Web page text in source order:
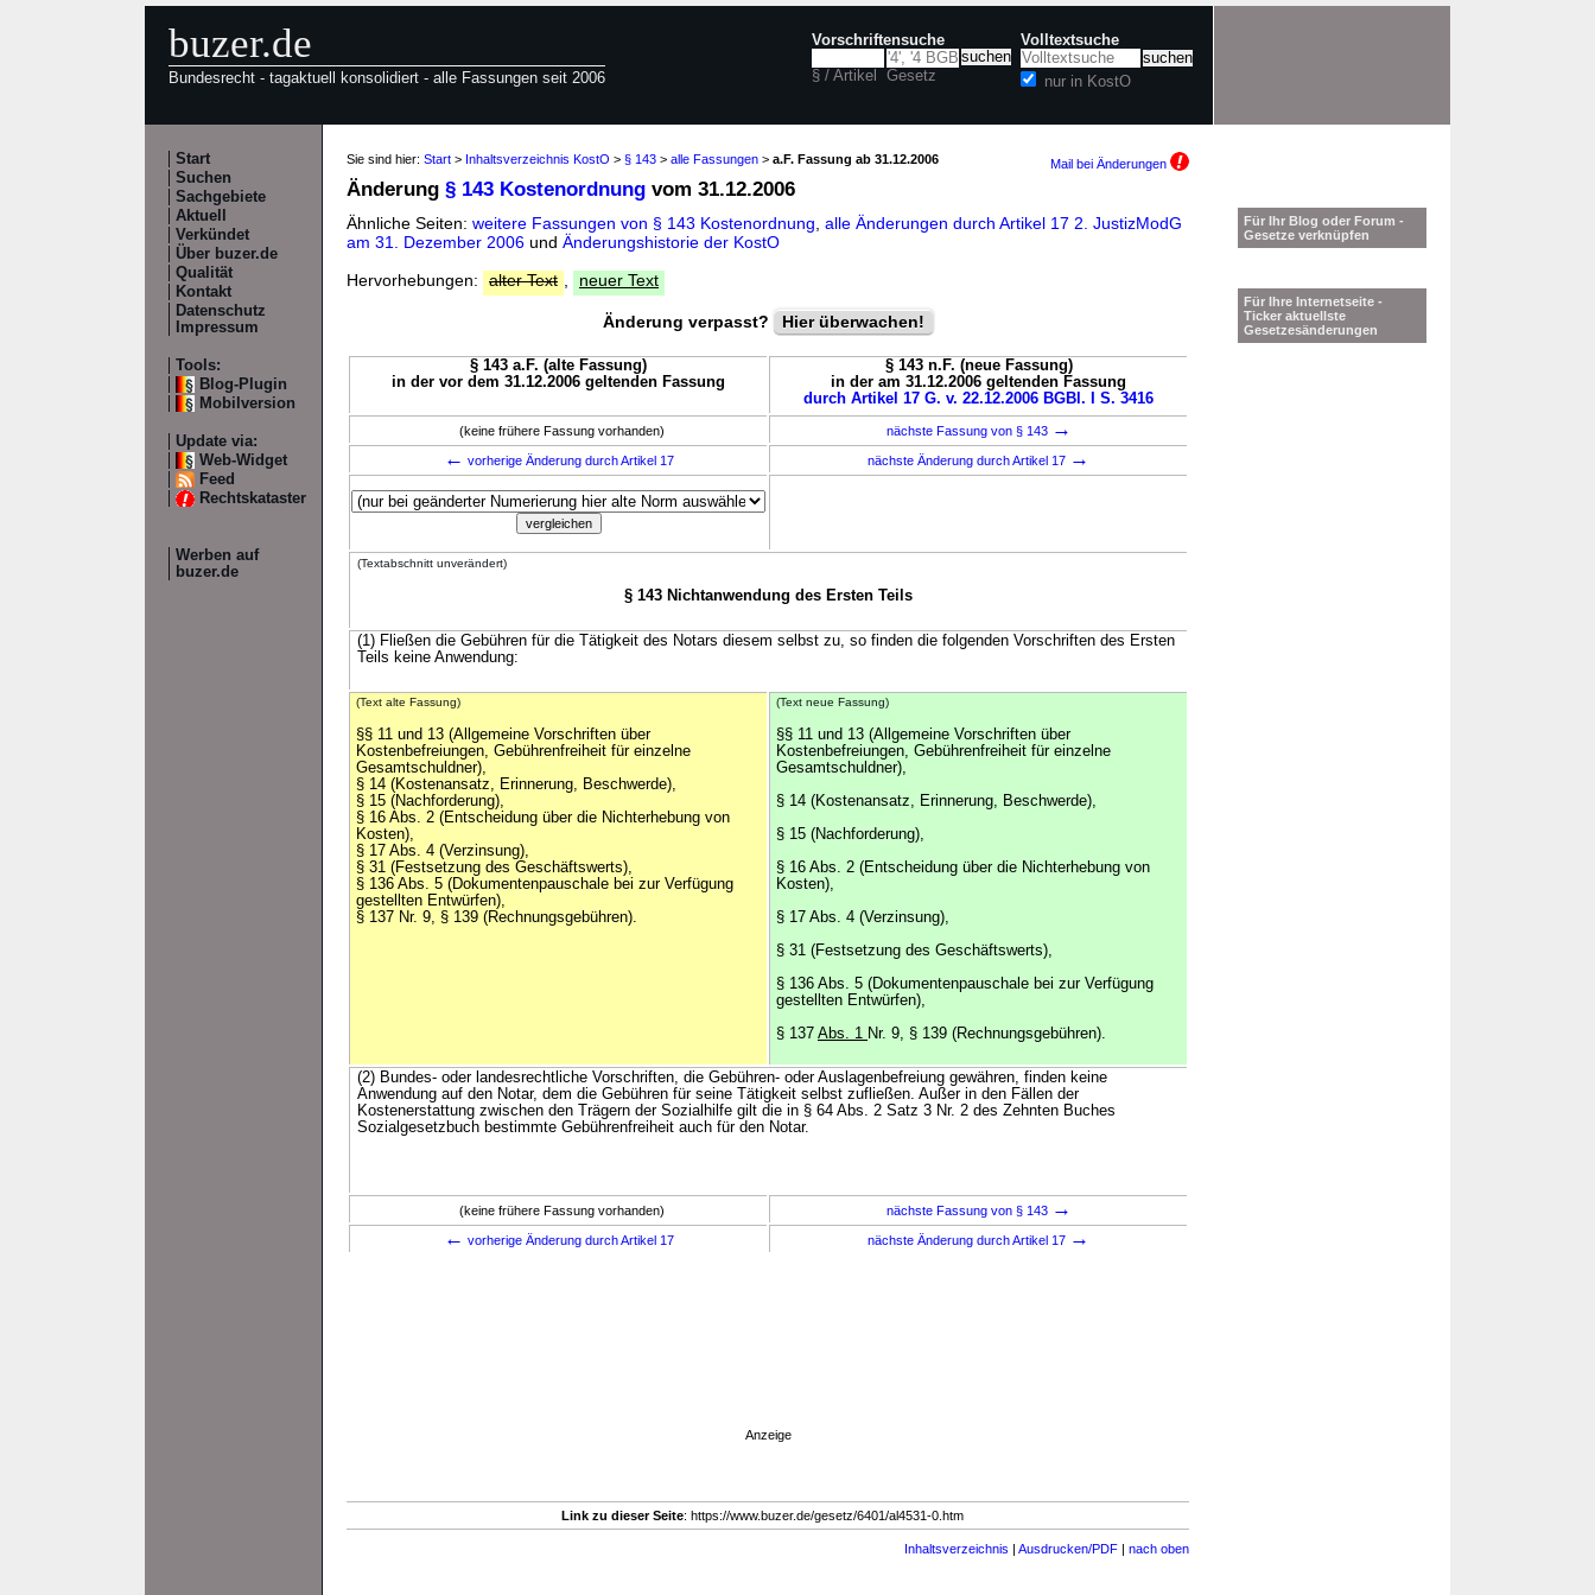
buzer.de
Bundesrecht - tagaktuell konsolidiert - alle Fassungen seit 2006
Vorschriftensuche
§ / Artikel Gesetz
Volltextsuche
nur in KostO
Start
Suchen
Sachgebiete
Aktuell
Verkündet
Über buzer.de
Qualität
Kontakt
Datenschutz
Impressum
Tools:
Blog-Plugin
Mobilversion
Update via:
Web-Widget
Feed
Rechtskataster
Werben auf
buzer.de
Sie sind hier: Start > Inhaltsverzeichnis KostO > § 143 > alle Fassungen > a.F. Fassung ab 31.12.2006 Mail bei Änderungen
Änderung § 143 Kostenordnung vom 31.12.2006
Ähnliche Seiten: weitere Fassungen von § 143 Kostenordnung alle Änderungen durch Artikel 17 2. JustizModG
am 31. Dezember 2006 und Änderungshistorie der KostO
Hervorhebungen:
alter Text neuer Text
Änderung verpasst? Hier überwachen!
§ 143 a.F. (alte Fassung)
in der vor dem 31.12.2006 geltenden Fassung
§ 143 n.F. (neue Fassung)
in der am 31.12.2006 geltenden Fassung
durch Artikel 17 G. v. 22.12.2006 BGBl. I S. 3416
(keine frühere Fassung vorhanden) nächste Fassung von § 143 →
← vorherige Änderung durch Artikel 17 nächste Änderung durch Artikel 17 →
(Textabschnitt unverändert)
§ 143 Nichtanwendung des Ersten Teils
(1) Fließen die Gebühren für die Tätigkeit des Notars diesem selbst zu, so finden die folgenden Vorschriften des Ersten
Teils keine Anwendung:
(Text alte Fassung)
§§ 11 und 13 (Allgemeine Vorschriften über
Kostenbefreiungen, Gebührenfreiheit für einzelne
Gesamtschuldner),
§ 14 (Kostenansatz, Erinnerung, Beschwerde),
§ 15 (Nachforderung),
§ 16 Abs. 2 (Entscheidung über die Nichterhebung von
Kosten),
§ 17 Abs. 4 (Verzinsung),
§ 31 (Festsetzung des Geschäftswerts),
§ 136 Abs. 5 (Dokumentenpauschale bei zur Verfügung
gestellten Entwürfen),
§ 137 Nr. 9, § 139 (Rechnungsgebühren).
(Text neue Fassung)
§§ 11 und 13 (Allgemeine Vorschriften über
Kostenbefreiungen, Gebührenfreiheit für einzelne
Gesamtschuldner),
§ 14 (Kostenansatz, Erinnerung, Beschwerde),
§ 15 (Nachforderung),
§ 16 Abs. 2 (Entscheidung über die Nichterhebung von
Kosten),
§ 17 Abs. 4 (Verzinsung),
§ 31 (Festsetzung des Geschäftswerts),
§ 136 Abs. 5 (Dokumentenpauschale bei zur Verfügung
gestellten Entwürfen),
§ 137 Abs. 1 Nr. 9, § 139 (Rechnungsgebühren).
(2) Bundes- oder landesrechtliche Vorschriften, die Gebühren- oder Auslagenbefreiung gewähren, finden keine
Anwendung auf den Notar, dem die Gebühren für seine Tätigkeit selbst zufließen. Außer in den Fällen der
Kostenerstattung zwischen den Trägern der Sozialhilfe gilt die in § 64 Abs. 2 Satz 3 Nr. 2 des Zehnten Buches
Sozialgesetzbuch bestimmte Gebührenfreiheit auch für den Notar.
(keine frühere Fassung vorhanden) nächste Fassung von § 143 →
← vorherige Änderung durch Artikel 17 nächste Änderung durch Artikel 17 →
Anzeige
Link zu dieser Seite: https://www.buzer.de/gesetz/6401/al4531-0.htm
Inhaltsverzeichnis | Ausdrucken/PDF | nach oben
Für Ihr Blog oder Forum -
Gesetze verknüpfen
Für Ihre Internetseite -
Ticker aktuellste
Gesetzesänderungen